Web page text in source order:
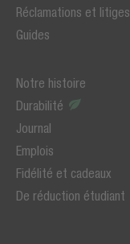
Réclamations et litiges
Guides
Notre histoire
Durabilité
Journal
Emplois
Fidélité et cadeaux
De réduction étudiant